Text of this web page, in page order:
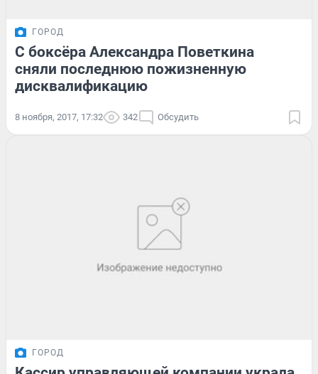
ГОРОД
С боксёра Александра Поветкина
сняли последнюю пожизненную
дисквалификацию
8 ноября, 2017, 17:32 342 Обсудить
ГОРОД